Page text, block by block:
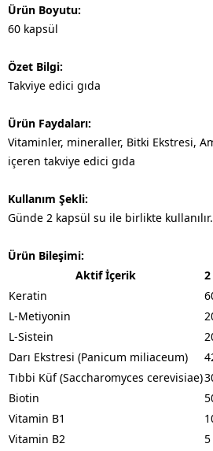
Ürün Boyutu:
60 kapsül
Özet Bilgi:
Takviye edici gıda
Ürün Faydaları:
Vitaminler, mineraller, Bitki Ekstresi,
içeren takviye edici gıda
Kullanım Şekli:
Günde 2 kapsül su ile birlikte kullanılır.
Ürün Bileşimi:
Aktif İçerik
Keratin
L-Metiyonin
L-Sistein
Darı Ekstresi (Panicum miliaceum)
Tıbbi Küf (Saccharomyces cerevisiae)
Biotin
Vitamin B1
Vitamin B2